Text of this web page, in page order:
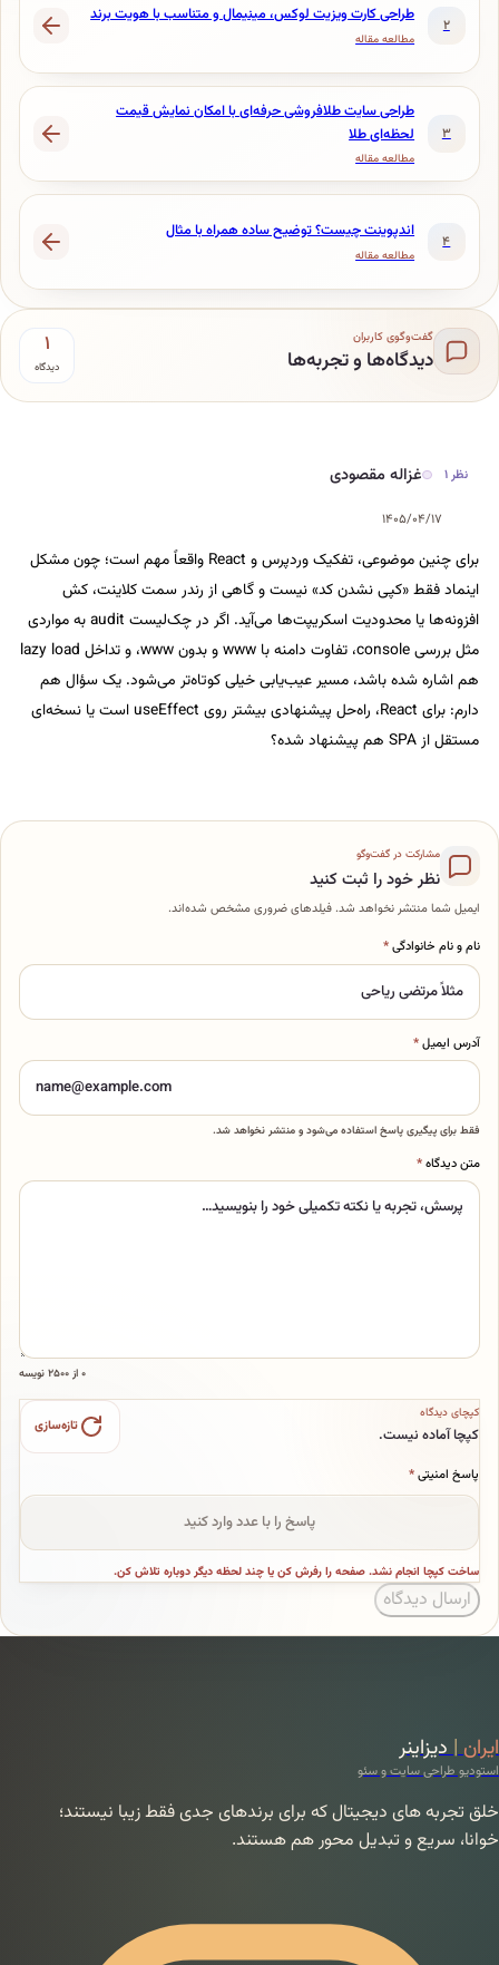
طراحی کارت ویزیت لوکس، مینیمال و متناسب با هویت برند
طراحی سایت طلافروشی حرفه‌ای با امکان نمایش قیمت
لحظه‌ای طلا
اندپوینت چیست؟ توضیح ساده همراه با مثال
کاربران
و تجربه‌ها
مقصودی
برای چنین موضوعی، تفکیک وردپرس و React واقعاً مهم است؛ چون مشکل
«کپی نشدن کد» نیست و گاهی از رندر سمت کلاینت، کش
افزونه‌ها یا محدودیت اسکریپت‌ها می‌آید. اگر در چک‌لیست audit به مواردی
مثل بررسی console، تفاوت دامنه با www و بدون www، و تداخل lazy load
باشد، مسیر عیب‌یابی خیلی کوتاه‌تر می‌شود. یک سؤال هم
دارم: برای React، راه‌حل پیشنهادی بیشتر روی useEffect است یا نسخه‌ای
در گفت‌وگو
خود را ثبت کنید
نخواهد شد. فیلدهای ضروری مشخص شده‌اند.
*
پاسخ استفاده می‌شود و منتشر نخواهد شد.
نیست.
نشد. صفحه را رفرش کن یا چند لحظه دیگر دوباره تلاش کن.
سایت و سئو
دیجیتال که برای برندهای جدی فقط زیبا نیستند؛
و تبدیل محور هم هستند.